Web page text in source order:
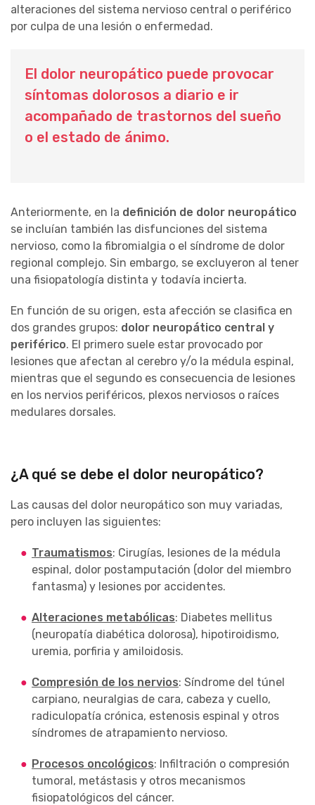
alteraciones del sistema nervioso central o periférico
por culpa de una lesión o enfermedad.
El dolor neuropático puede provocar
síntomas dolorosos a diario e ir
acompañado de trastornos del sueño
o el estado de ánimo.
Anteriormente, en la definición de dolor neuropático
se incluían también las disfunciones del sistema
nervioso, como la fibromialgia o el síndrome de dolor
regional complejo. Sin embargo, se excluyeron al tener
una fisiopatología distinta y todavía incierta.
En función de su origen, esta afección se clasifica en
dos grandes grupos: dolor neuropático central y
periférico. El primero suele estar provocado por
lesiones que afectan al cerebro y/o la médula espinal,
mientras que el segundo es consecuencia de lesiones
en los nervios periféricos, plexos nerviosos o raíces
medulares dorsales.
¿A qué se debe el dolor neuropático?
Las causas del dolor neuropático son muy variadas,
pero incluyen las siguientes:
Traumatismos: Cirugías, lesiones de la médula
espinal, dolor postamputación (dolor del miembro
fantasma) y lesiones por accidentes.
Alteraciones metabólicas: Diabetes mellitus
(neuropatía diabética dolorosa), hipotiroidismo,
uremia, porfiria y amiloidosis.
Compresión de los nervios: Síndrome del túnel
carpiano, neuralgias de cara, cabeza y cuello,
radiculopatía crónica, estenosis espinal y otros
síndromes de atrapamiento nervioso.
Procesos oncológicos: Infiltración o compresión
tumoral, metástasis y otros mecanismos
fisiopatológicos del cáncer.